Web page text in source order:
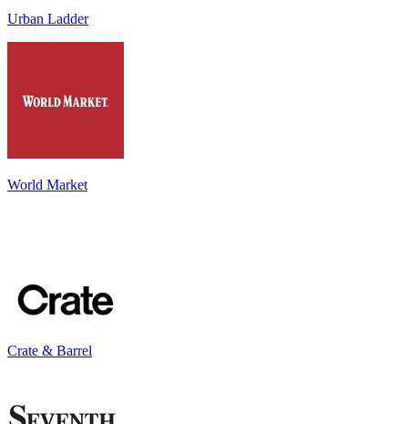
Urban Ladder
World Market
Crate & Barrel